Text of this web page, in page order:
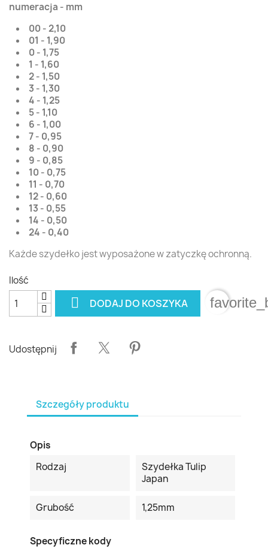
numeracja - mm
00 - 2,10
01 - 1,90
0 - 1,75
1 - 1,60
2 - 1,50
3 - 1,30
4 - 1,25
5 - 1,10
6 - 1,00
7 - 0,95
8 - 0,90
9 - 0,85
10 - 0,75
11 - 0,70
12 - 0,60
13 - 0,55
14 - 0,50
24 - 0,40
Każde szydełko jest wyposażone w zatyczkę ochronną.
Ilość
 DODAJ DO KOSZYKA
Udostępnij
Szczegóły produktu
Opis
Rodzaj
Szydełka Tulip
Japan
Grubość 1,25mm
Specyficzne kody